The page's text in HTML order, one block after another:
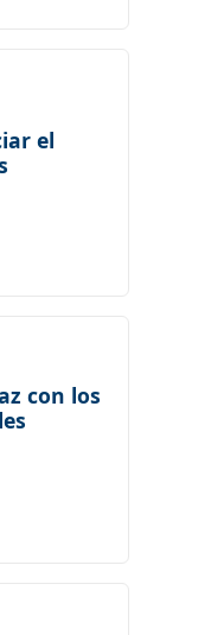
el
con los